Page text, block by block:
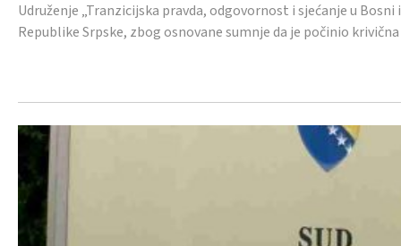
Udruženje „Tranzicijska pravda, odgovornost i sjećanje u
Republike Srpske, zbog osnovane sumnje da je počinio